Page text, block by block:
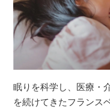
眠りを科学し、医療・
を続けてきたフランス